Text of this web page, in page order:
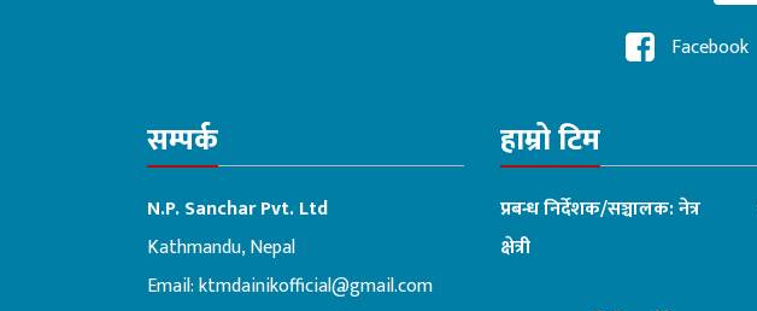
Facebook
सम्पर्क
N.P. Sanchar Pvt. Ltd
Kathmandu, Nepal
Email:ktmdainikofficial@gmail.com
हाम्रो टिम
प्रबन्ध निर्देशक/सञ्चालक: नेत्र
क्षेत्री